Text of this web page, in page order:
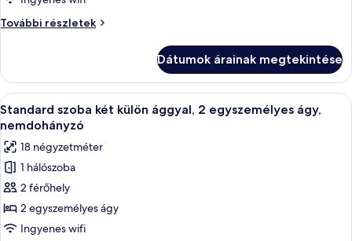
kétszemélyes
ággyal,
king
(extra
méretű)
franciaágy,
nemdohányzó
További részletek
Standard
1
king
(extra
méretű)
nemdohányzó
további
részletei
Dátumok árainak megtekintése
A
következő
szoba
összes
képének
megtekintése:
Standard
szoba
Egy szállodai szoba íróasztallal,
6
Standard szoba két külön ággyal, 2 egyszemélyes ágy,
nemdohányzó
18 négyzetméter
1 hálószoba
2 férőhely
2 egyszemélyes ágy
Ingyenes wifi